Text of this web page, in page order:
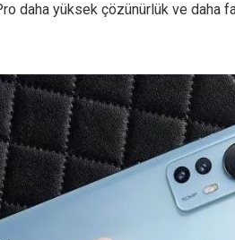
daha yüksek çözünürlük ve daha